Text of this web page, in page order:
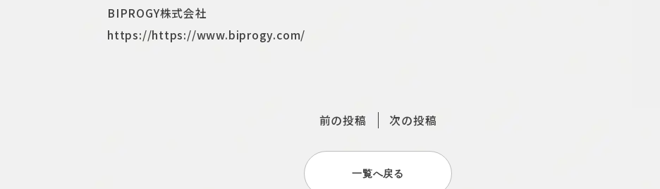
BIPROGY株式会社
https://https://www.biprogy.com/
前の投稿 次の投稿
一覧へ戻る